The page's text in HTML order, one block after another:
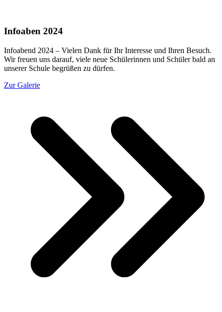
Infoaben 2024
Infoabend 2024 – Vielen Dank für Ihr Interesse und Ihren Besuch.
Wir freuen uns darauf, viele neue Schülerinnen und Schüler bald an
unserer Schule begrüßen zu dürfen.
Zur Galerie